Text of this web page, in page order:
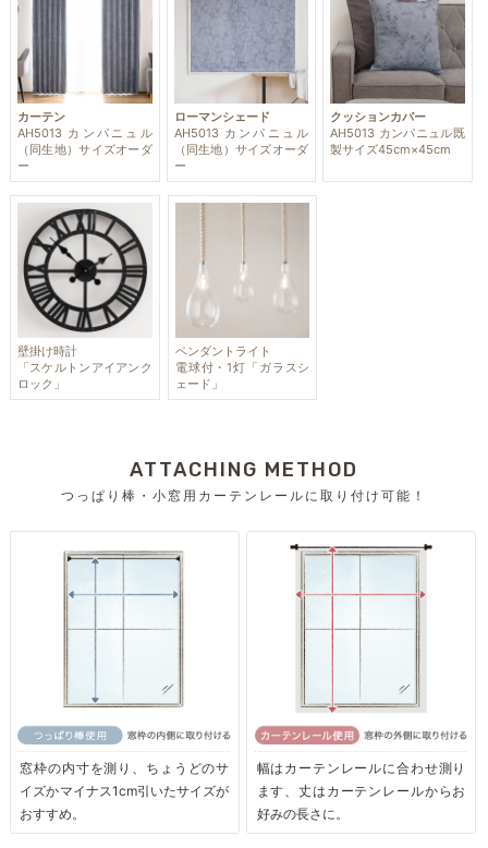
カーテン
AH5013 カンパニュル
（同生地）サイズオーダ
ー
ローマンシェード
AH5013 カンパニュル
（同生地）サイズオーダ
ー
クッションカバー
AH5013 カンパニュル既
製サイズ45cm×45cm
壁掛け時計
「スケルトンアイアンク
ロック」
ペンダントライト
電球付・1灯「ガラスシ
ェード」
ATTACHING METHOD
つっぱり棒・小窓用カーテンレールに取り付け可能！
窓枠の内寸を測り、ちょうどのサ
イズかマイナス1cm引いたサイズが
おすすめ。
幅はカーテンレールに合わせ測り
ます、丈はカーテンレールからお
好みの長さに。